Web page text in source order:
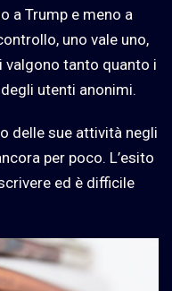
a Trump e meno a
uno vale uno,
tanto quanto i
utenti anonimi.
delle sue attività negli
per poco. L’esito
ed è difficile